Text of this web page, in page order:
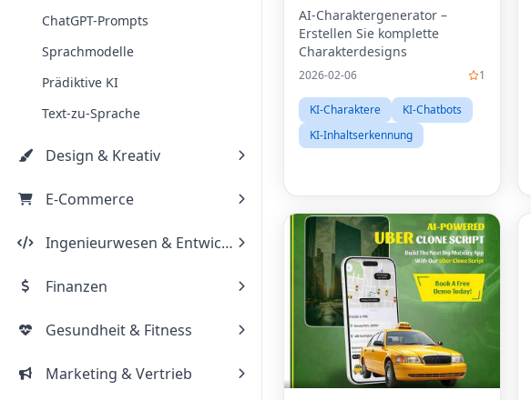
ChatGPT-Prompts
Sprachmodelle
Prädiktive KI
Text-zu-Sprache
Design & Kreativ
E-Commerce
Ingenieurwesen & Entwicklung
Finanzen
Gesundheit & Fitness
Marketing & Vertrieb
AI-Charaktergenerator –
Erstellen Sie komplette
Charakterdesigns
2026-02-06 1
KI-Charaktere
KI-Chatbots
KI-Inhaltserkennung